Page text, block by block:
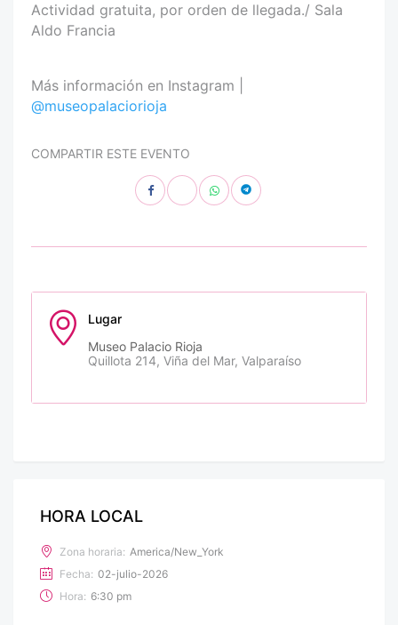
Actividad gratuita, por orden de llegada./ Sala
Aldo Francia
Más información en Instagram |
@museopalaciorioja
COMPARTIR ESTE EVENTO
Lugar
Museo Palacio Rioja
Quillota 214, Viña del Mar, Valparaíso
HORA LOCAL
Zona horaria: America/New_York
Fecha: 02-julio-2026
Hora: 6:30 pm